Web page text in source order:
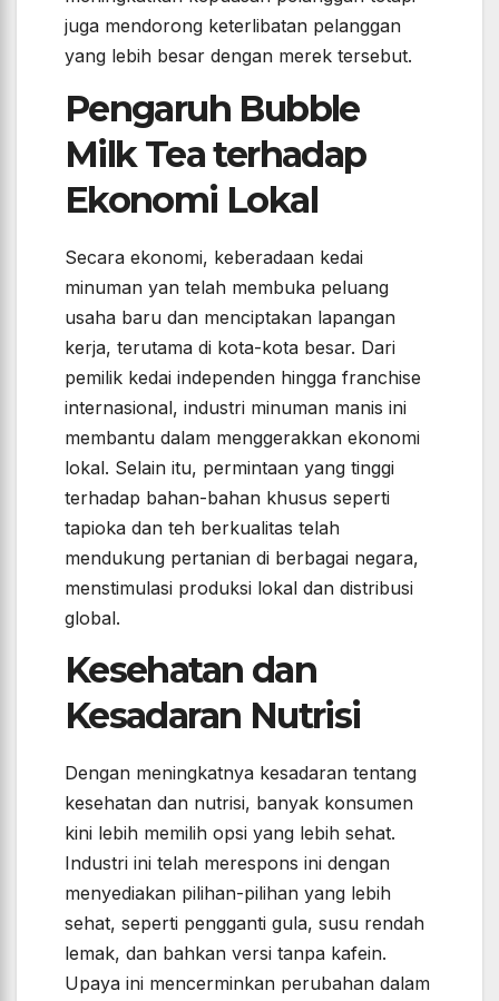
juga mendorong keterlibatan pelanggan
yang lebih besar dengan merek tersebut.
Pengaruh Bubble
Milk Tea terhadap
Ekonomi Lokal
Secara ekonomi, keberadaan kedai
minuman yan telah membuka peluang
usaha baru dan menciptakan lapangan
kerja, terutama di kota-kota besar. Dari
pemilik kedai independen hingga franchise
internasional, industri minuman manis ini
membantu dalam menggerakkan ekonomi
lokal. Selain itu, permintaan yang tinggi
terhadap bahan-bahan khusus seperti
tapioka dan teh berkualitas telah
mendukung pertanian di berbagai negara,
menstimulasi produksi lokal dan distribusi
global.
Kesehatan dan
Kesadaran Nutrisi
Dengan meningkatnya kesadaran tentang
kesehatan dan nutrisi, banyak konsumen
kini lebih memilih opsi yang lebih sehat.
Industri ini telah merespons ini dengan
menyediakan pilihan-pilihan yang lebih
sehat, seperti pengganti gula, susu rendah
lemak, dan bahkan versi tanpa kafein.
Upaya ini mencerminkan perubahan dalam